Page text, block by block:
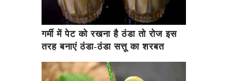
गर्मी में पेट को रखना है ठंडा तो रोज इस
तरह बनाएं ठंडा-ठंडा सत्तू का शरबत